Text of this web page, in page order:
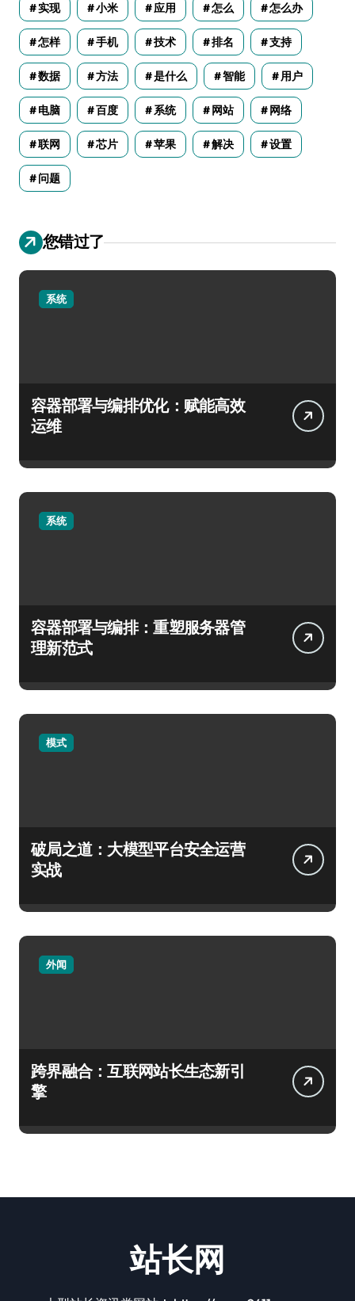
实现 小米 应用 怎么 怎么办
怎样 手机 技术 排名 支持
数据 方法 是什么 智能 用户
电脑 百度 系统 网站 网络
联网 芯片 苹果 解决 设置
问题
您错过了
系统
容器部署与编排优化：赋能高效
运维
系统
容器部署与编排：重塑服务器管
理新范式
模式
破局之道：大模型平台安全运营
实战
外闻
跨界融合：互联网站长生态新引
擎
站长网